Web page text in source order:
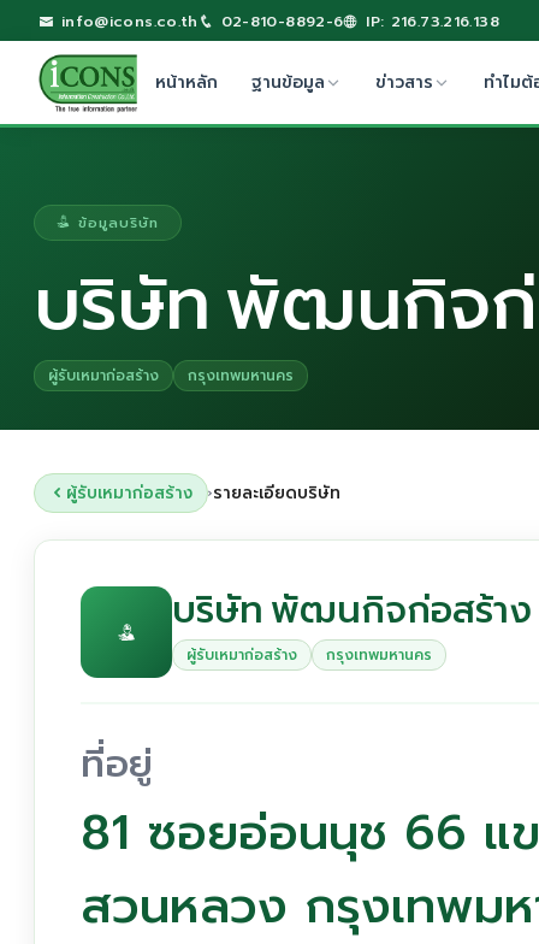
info@icons.co.th 02-810-8892-6 IP: 216.73.216.138
หน้าหลัก ฐานข้อมูล ข่าวสาร ทำไมต้
ข้อมูลบริษัท
บริษัท พัฒนกิจก่
ผู้รับเหมาก่อสร้าง กรุงเทพมหานคร
ผู้รับเหมาก่อสร้าง ›รายละเอียดบริษัท
บริษัท พัฒนกิจก่อสร้าง
ผู้รับเหมาก่อสร้าง กรุงเทพมหานคร
ที่อยู่
81 ซอยอ่อนนุช 66 แ
สวนหลวง กรุงเทพม